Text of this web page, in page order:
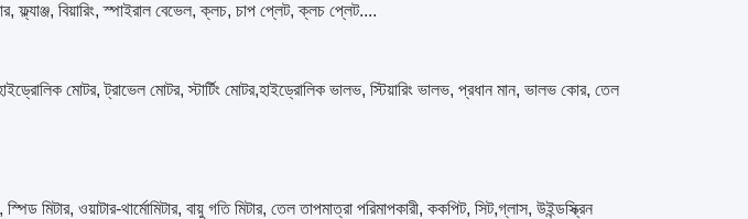
ফ্ল্যাঞ্জ, বিয়ারিং, স্পাইরাল বেভেল, ক্লচ, চাপ প্লেট, ক্লচ প্লেট....
হাইড্রোলিক মোটর, ট্রাভেল মোটর, স্টার্টিং মোটর,হাইড্রোলিক ভালভ, স্টিয়ারিং ভালভ, প্রধান মান, ভালভ কোর, তেল
মিটার, ওয়াটার-থার্মোমিটার, বায়ু গতি মিটার, তেল তাপমাত্রা পরিমাপকারী, ককপিট, সিট,গ্লাস, উইন্ডস্ক্রিন